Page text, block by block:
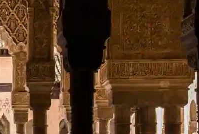
for sin detaljerede brug af dekorative
de mange uundgåelige seværdigheder er:
byder på en overflod af kunstnerisk dekoration,
kunst og arkitektur.
tilbyder - med sine spektakulære haver og